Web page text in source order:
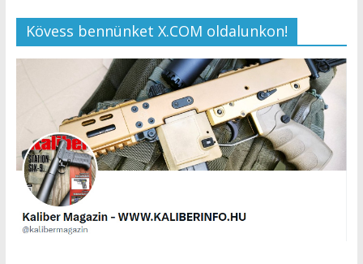
Kövess bennünket X.COM oldalunkon!